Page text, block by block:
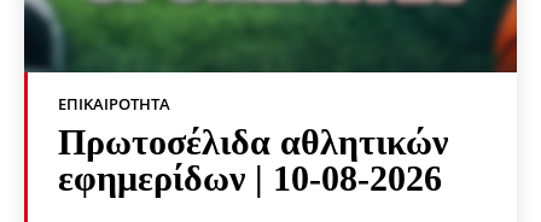
ΕΠΙΚΑΙΡΌΤΗΤΑ
Πρωτοσέλιδα αθλητικών
εφημερίδων | 10-08-2026